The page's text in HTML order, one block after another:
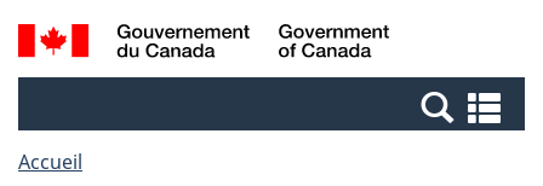
Passer
au
Passer
à
Canada
Recherche
et
et
Accueil